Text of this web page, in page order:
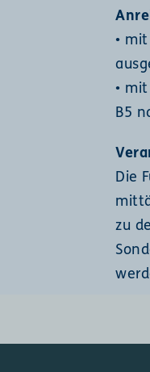
•
•
B5
Die
zu